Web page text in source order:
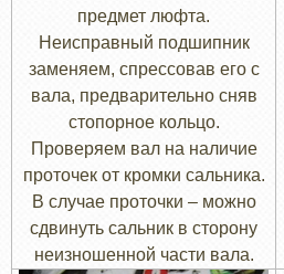
предмет люфта.
Неисправный подшипник
заменяем, спрессовав его с
вала, предварительно сняв
стопорное кольцо.
Проверяем вал на наличие
проточек от кромки сальника.
В случае проточки – можно
сдвинуть сальник в сторону
неизношенной части вала.